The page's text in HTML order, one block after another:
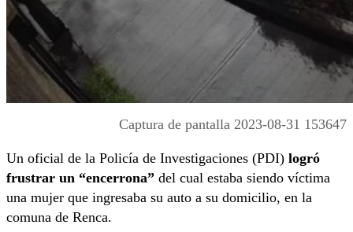
Captura de pantalla 2023-08-31 153647
Un oficial de la Policía de Investigaciones (PDI) logró
frustrar un “encerrona” del cual estaba siendo víctima
una mujer que ingresaba su auto a su domicilio, en la
comuna de Renca.